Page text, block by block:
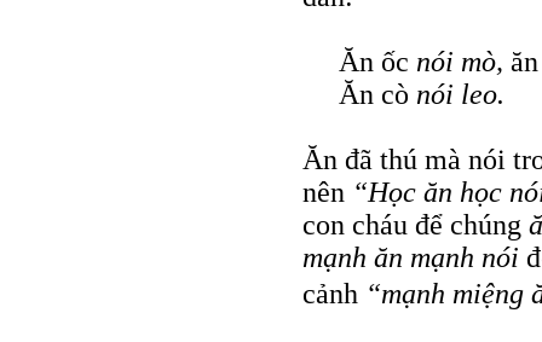
Ăn ốc nói mò,
Ăn cò nói leo.
Ăn đã thú mà nói
nên “Học ăn học
con cháu để chúng
mạnh ăn mạnh nói
cảnh “mạnh miệng